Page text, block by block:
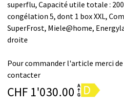
superflu, Capacité utile totale :
congélation 5, dont 1 box XXL,
SuperFrost, Miele@home,
droite
Pour commander l'article merci
contacter
CHF 1'030.00